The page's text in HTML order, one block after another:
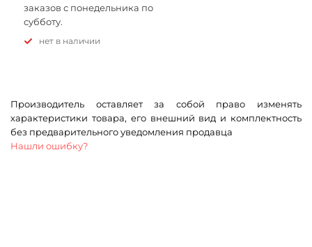
заказов с понедельника по
субботу.
Нет в наличии
Производитель оставляет за собой право изменять
характеристики товара, его внешний вид и комплектность
без предварительного уведомления продавца
Нашли ошибку?